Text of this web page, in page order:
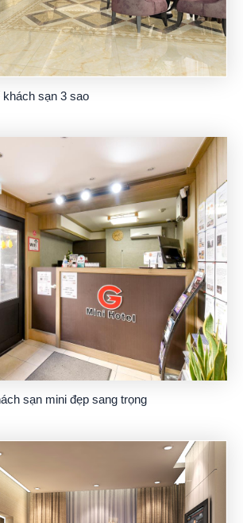
khách sạn 3 sao
sạn mini đẹp sang trọng